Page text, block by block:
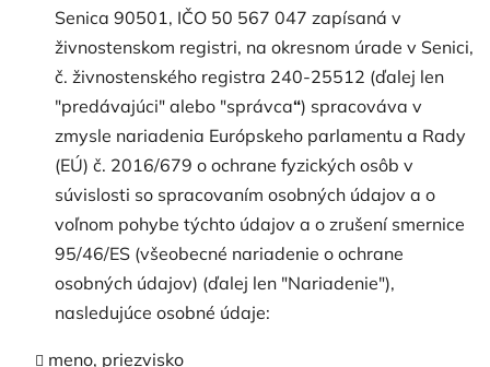
Senica 90501, IČO 50 567 047 zapísaná v
živnostenskom registri, na okresnom úrade v Senici,
č. živnostenského registra 240-25512 (ďalej len
"predávajúci" alebo "správca“) spracováva v
zmysle nariadenia Európskeho parlamentu a Rady
(EÚ) č. 2016/679 o ochrane fyzických osôb v
súvislosti so spracovaním osobných údajov a o
voľnom pohybe týchto údajov a o zrušení smernice
95/46/ES (všeobecné nariadenie o ochrane
osobných údajov) (ďalej len "Nariadenie"),
nasledujúce osobné údaje:
meno, priezvisko